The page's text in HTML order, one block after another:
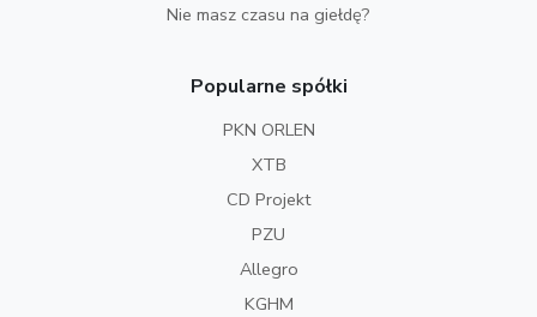
Nie masz czasu na giełdę?
Popularne spółki
PKN ORLEN
XTB
CD Projekt
PZU
Allegro
KGHM